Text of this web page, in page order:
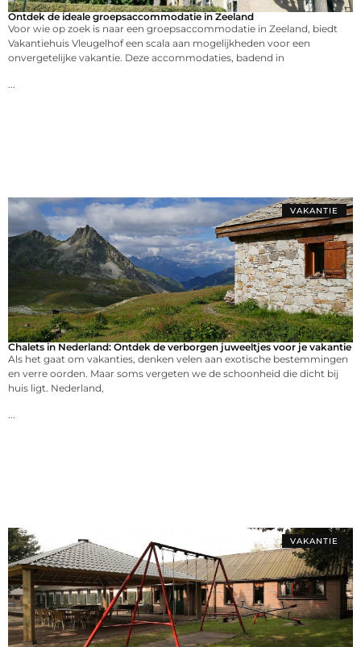
Ontdek de ideale groepsaccommodatie in Zeeland
Voor wie op zoek is naar een groepsaccommodatie in Zeeland, biedt
Vakantiehuis Vleugelhof een scala aan mogelijkheden voor een
onvergetelijke vakantie. Deze accommodaties, badend in
VAKANTIE
Chalets in Nederland: Ontdek de verborgen juweeltjes voor je vakantie
Als het gaat om vakanties, denken velen aan exotische bestemmingen
en verre oorden. Maar soms vergeten we de schoonheid die dicht bij
huis ligt. Nederland,
VAKANTIE